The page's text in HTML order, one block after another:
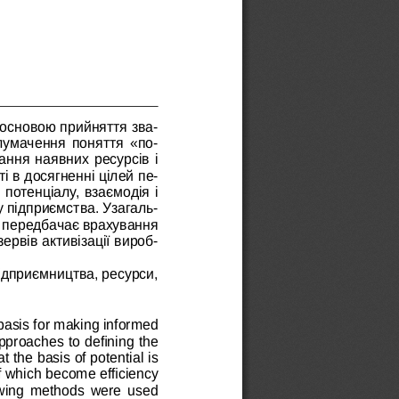
прийняття зва-
поняття  «по-
наявних ресурсів і
в досягненні цілей пе-
взаємодія і
підприємства. Узагаль-
врахування
активізації вироб-
ресурси,
for making informed
to defining the
the basis of potential is
become efficiency
methods were used